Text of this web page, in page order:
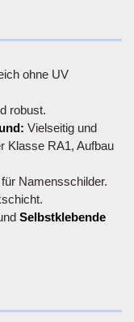
ohne UV
robust.
Vielseitig und
Klasse RA1, Aufbau
Namensschilder.
Selbstklebende